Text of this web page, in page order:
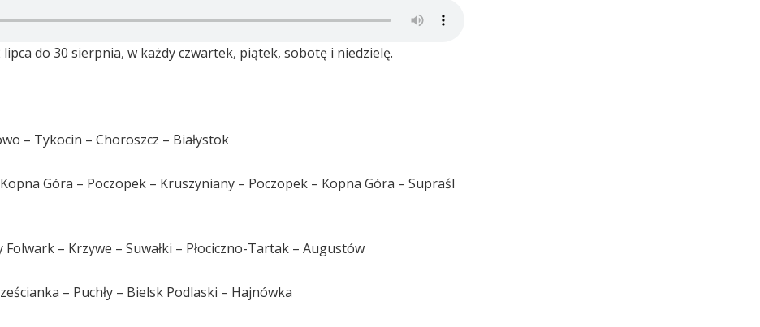
do 30 sierpnia, w każdy czwartek, piątek, sobotę i niedzielę.
– Tykocin – Choroszcz – Białystok
Góra – Poczopek – Kruszyniany – Poczopek – Kopna Góra – Supraśl
– Krzywe – Suwałki – Płociczno-Tartak – Augustów
– Puchły – Bielsk Podlaski – Hajnówka